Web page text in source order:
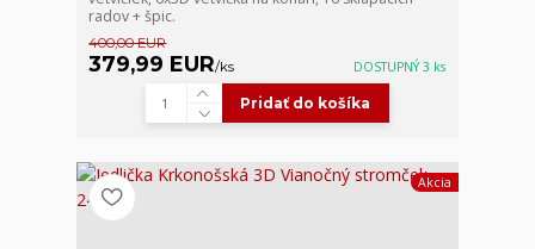
radov + špic.
400,00 EUR
379,99 EUR/ks DOSTUPNÝ 3 ks
Pridať do košíka
Akcia